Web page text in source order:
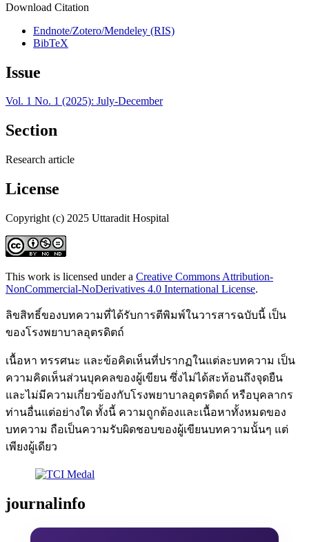
Download Citation
Endnote/Zotero/Mendeley (RIS)
BibTeX
Issue
Vol. 1 No. 1 (2025): July-December
Section
Research article
License
Copyright (c) 2025 Uttaradit Hospital
This work is licensed under a Creative Commons Attribution-
NonCommercial-NoDerivatives 4.0 International License.
ลิขสิทธิ์ของบทความที่ได้รับการตีพิมพ์ในวารสารฉบับนี้ เป็น
ของโรงพยาบาลอุตรดิตถ์
เนื้อหา ทรรศนะ และข้อคิดเห็นที่ปรากฏในแต่ละบทความ เป็น
ความคิดเห็นส่วนบุคคลของผู้เขียน ซึ่งไม่ได้สะท้อนถึงจุดยืน
และไม่มีความเกี่ยวข้องกับโรงพยาบาลอุตรดิตถ์ หรือบุคลากร
ท่านอื่นแต่อย่างใด ทั้งนี้ ความถูกต้องและเนื้อหาทั้งหมดของ
บทความ ถือเป็นความรับผิดชอบของผู้เขียนบทความนั้นๆ แต่
เพียงผู้เดียว
journalinfo